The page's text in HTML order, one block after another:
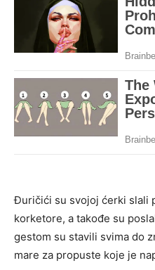
Đuričići su svojoj ćerki slali
korketore, a takođe su
gestom su stavili svima do
mare za propuste koje je